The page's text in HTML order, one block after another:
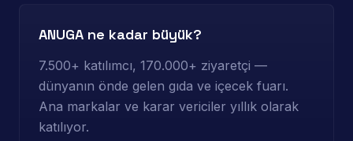
ANUGA ne kadar büyük?
7.500+ katılımcı, 170.000+ ziyaretçi —
dünyanın önde gelen gıda ve içecek fuarı.
Ana markalar ve karar vericiler yıllık olarak
katılıyor.